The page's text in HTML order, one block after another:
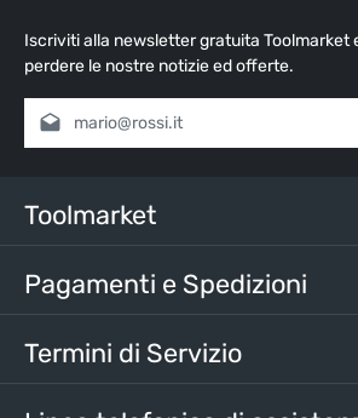
Iscriviti alla newsletter gratuita Toolmarket
perdere le nostre notizie ed offerte.
Indirizzo e-mail*
nostri termini e condizioni generali
Inserisci i caratteri sopra*
Toolmarket
Pagamenti e Spedizioni
Termini di Servizio